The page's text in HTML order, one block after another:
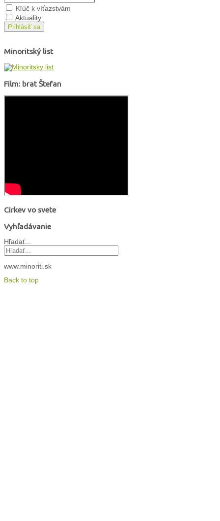
Kľúč k víťazstvám
Aktuality
Prihlásiť sa
Minoritský list
Film: brat Štefan
Cirkev vo svete
Vyhľadávanie
Hľadať...
www.minoriti.sk
Back to top